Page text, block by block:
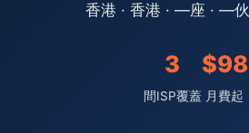
香港 · 香港 · —座 · —
3
間ISP覆蓋
$98
月費起